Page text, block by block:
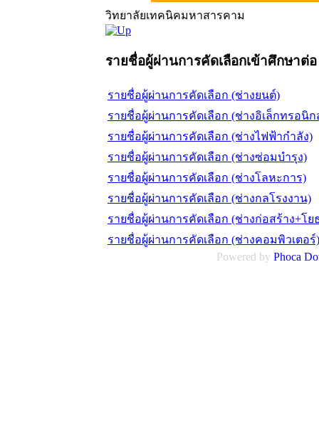
วิทยาลัยเทคนิคมหาสารคาม
รายชื่อผู้ผ่านการคัดเลือกเข้าศึกษาต่
รายชื่อผู้ผ่านการคัดเลือก (ช่างยนต์)
รายชื่อผู้ผ่านการคัดเลือก (ช่างอิเล็กทรอนิก
รายชื่อผู้ผ่านการคัดเลือก (ช่างไฟฟ้ากำลัง)
รายชื่อผู้ผ่านการคัดเลือก (ช่างซ่อมบำรุง)
รายชื่อผู้ผ่านการคัดเลือก (ช่างโลหะการ)
รายชื่อผู้ผ่านการคัดเลือก (ช่างกลโรงงาน)
รายชื่อผู้ผ่านการคัดเลือก (ช่างก่อสร้าง+โย
รายชื่อผู้ผ่านการคัดเลือก (ช่างคอมพิวเตอร์)
Powered by Phoca